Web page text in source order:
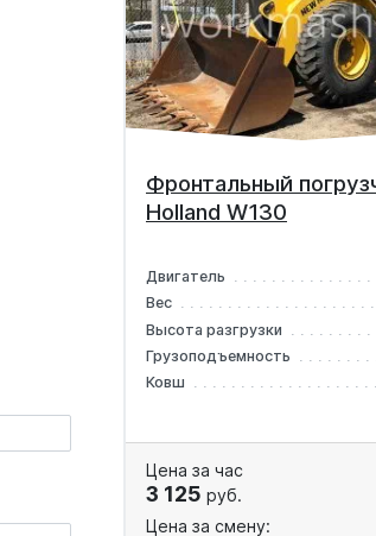
Фронтальный
Holland W130
Двигатель
Вес
Высота разгрузки
Грузоподъемность
Ковш
Цена за час
3 125 руб.
Цена за смену: